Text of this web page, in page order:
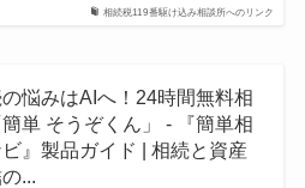
相続税119番駆け込み相談所へのリンク
悩みはAIへ！24時間無料相
単 そうぞくん」 - 『簡単相
』製品ガイド | 相続と資産
...